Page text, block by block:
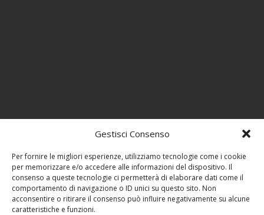
Gestisci Consenso
Per fornire le migliori esperienze, utilizziamo tecnologie come i cookie
per memorizzare e/o accedere alle informazioni del dispositivo. Il
consenso a queste tecnologie ci permetterà di elaborare dati come il
comportamento di navigazione o ID unici su questo sito. Non
acconsentire o ritirare il consenso può influire negativamente su alcune
caratteristiche e funzioni.